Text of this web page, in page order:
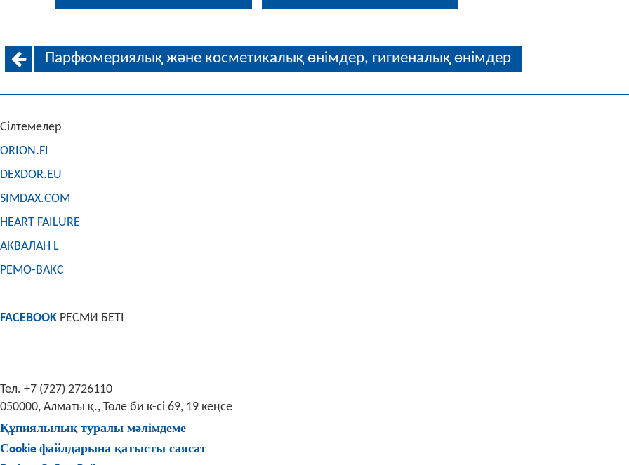
Парфюмериялық және косметикалық өнімдер, гигиеналық өнімдер
Сілтемелер
ORION.FI
DEXDOR.EU
SIMDAX.COM
HEART FAILURE
АКВАЛАН L
РЕМО-ВАКС
FACEBOOK РЕСМИ БЕТІ
Тел. +7 (727) 2726110
050000, Алматы қ., Төле би к-сі 69, 19 кеңсе
Құпиялылық туралы мәлімдеме
Сookie файлдарына қатысты саясат